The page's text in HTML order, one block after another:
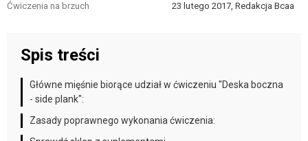
Ćwiczenia na brzuch 23 lutego 2017, Redakcja Bcaa
Spis treści
Główne mięśnie biorące udział w ćwiczeniu "Deska boczna
- side plank":
Zasady poprawnego wykonania ćwiczenia: